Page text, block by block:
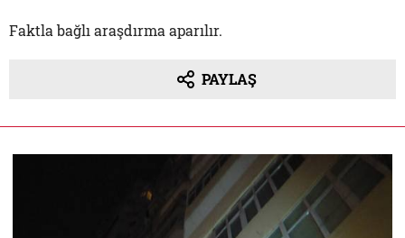
Faktla bağlı araşdırma aparılır.
PAYLAŞ